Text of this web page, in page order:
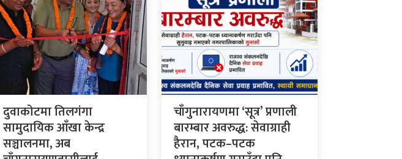
दुवाकोटमा तिलगंगा
सामुदायिक आँखा केन्द्र
सञ्चालनमा, अब
चाँगुनारायणमा ‘सूत्र’ प्रणाली
बारम्बार अवरुद्ध: सेवाग्राही
हैरान, पटक–पटक